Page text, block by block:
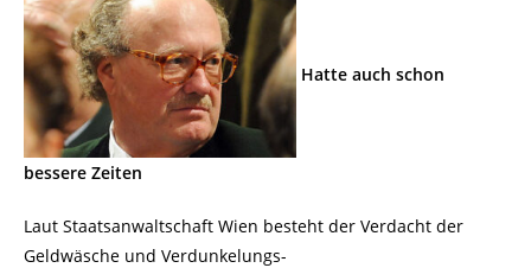
Hatte auch schon
bessere Zeiten
Laut Staatsanwaltschaft Wien besteht der Verdacht der
Geldwäsche und Verdunkelungs-